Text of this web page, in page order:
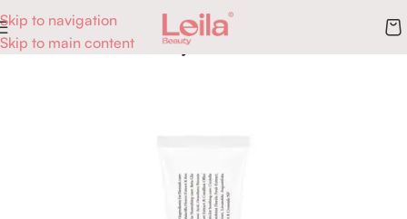
Skip to navigation
Skip to main content
Accueil Skincare Crèmes hydratantes